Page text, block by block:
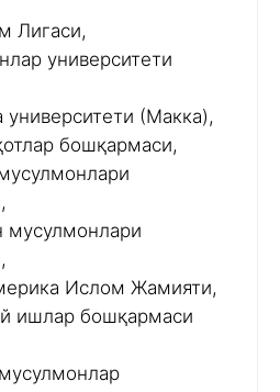
Лигаси,
университети
(Макка),
бошқармаси,
мусулмонлари
Ислом Жамияти,
ишлар бошқармаси